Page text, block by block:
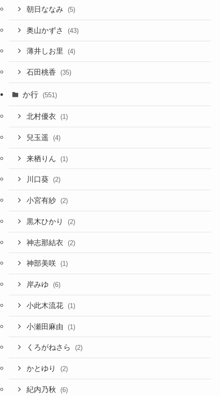
朝日ななみ (5)
奥山かずさ (43)
薄井しお里 (4)
石田桃香 (35)
か行 (551)
北村優衣 (1)
兒玉遥 (4)
来栖りん (1)
川口葵 (2)
小宮有紗 (2)
黒木ひかり (2)
神志那結衣 (2)
神部美咲 (1)
岸みゆ (6)
小此木流花 (1)
小瀬田麻由 (1)
くろがねさら (2)
かとゆり (2)
紀内乃秋 (6)